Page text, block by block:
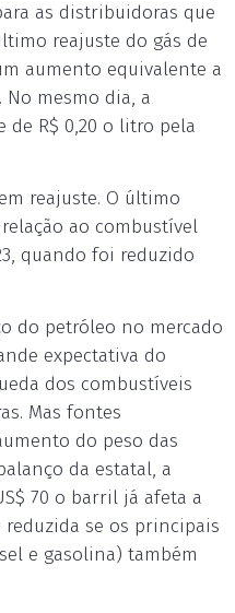
as distribuidoras que
reajuste do gás de
aumento equivalente a
No mesmo dia, a
de R$ 0,20 o litro pela
reajuste. O último
ao combustível
quando foi reduzido
do petróleo no mercado
expectativa do
dos combustíveis
Mas fontes
do peso das
da estatal, a
70 o barril já afeta a
se os principais
e gasolina) também